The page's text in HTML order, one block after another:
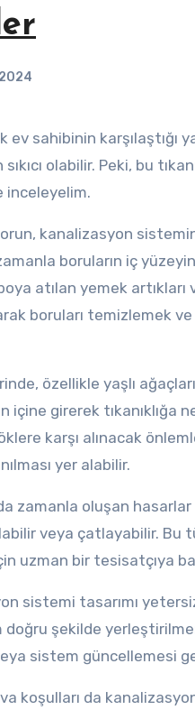
olabilir. Peki, bu
inceleyelim.
kanalizasyon
boruların iç
atılan yemek
boruları temizlemek
özellikle yaşlı
içine girerek tıkanıklığa
karşı alınacak
yer alabilir.
zamanla oluşan hasarlar
veya çatlayabilir.
uzman bir tesisatçıya
sistemi tasarımı
şekilde
sistem güncellemesi
koşulları da